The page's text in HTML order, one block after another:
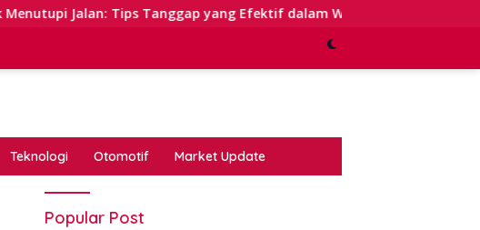
Tanggap yang Efektif dalam Waktu Keterbatasan
Teknologi Otomotif Market Update
Popular Post